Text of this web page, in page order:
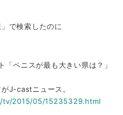
で検索したのに
「ペニスが最も大きい県は？」
J-castニュース。
2015/05/15235329.html